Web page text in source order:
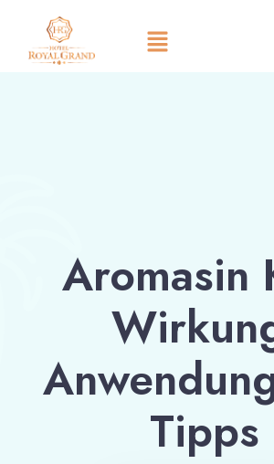
Aromasin
Tipps